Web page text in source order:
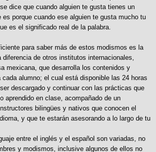
dice que cuando alguien te gusta tienes un
es porque cuando ese alguien te gusta mucho tu
es el significado real de la palabra.
para saber más de estos modismos es la
diferencia de otros institutos internacionales,
mexicana, que desarrolla los contenidos y
alumno; el cual está disponible las 24 horas
descargado y continuar con las prácticas que
aprendido en clase, acompañado de un
bilingües y nativos que conocen el
y que te estarán asesorando a lo largo de tu
entre el inglés y el español son variadas, no
y modismos, inclusive algunos de ellos no